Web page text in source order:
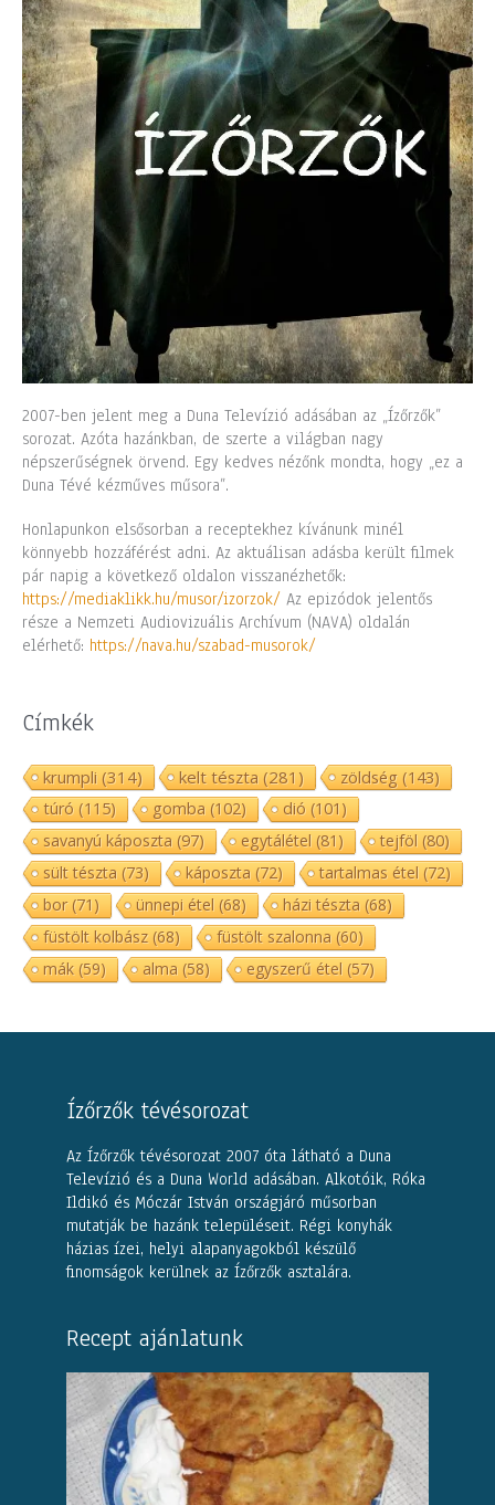
2007-ben jelent meg a Duna Televízió adásában az „Ízőrzők”
sorozat. Azóta hazánkban, de szerte a világban nagy
népszerűségnek örvend. Egy kedves nézőnk mondta, hogy „ez a
Duna Tévé kézműves műsora”.
Honlapunkon elsősorban a receptekhez kívánunk minél
könnyebb hozzáférést adni. Az aktuálisan adásba került filmek
pár napig a következő oldalon visszanézhetők:
https://mediaklikk.hu/musor/izorzok/ Az epizódok jelentős
része a Nemzeti Audiovizuális Archívum (NAVA) oldalán
elérhető: https://nava.hu/szabad-musorok/
Címkék
krumpli (314) kelt tészta (281) zöldség (143)
túró (115) gomba (102) dió (101)
savanyú káposzta (97) egytálétel (81) tejföl (80)
sült tészta (73) káposzta (72) tartalmas étel (72)
bor(71) ünnepi étel (68) házi tészta (68)
füstölt kolbász(68) füstölt szalonna (60)
mák(59) alma (58) egyszerű étel (57)
Ízőrzők tévésorozat
Az Ízőrzők tévésorozat 2007 óta látható a Duna
Televízió és a Duna World adásában. Alkotóik, Róka
Ildikó és Móczár István országjáró műsorban
mutatják be hazánk településeit. Régi konyhák
házias ízei, helyi alapanyagokból készülő
finomságok kerülnek az Ízőrzők asztalára.
Recept ajánlatunk